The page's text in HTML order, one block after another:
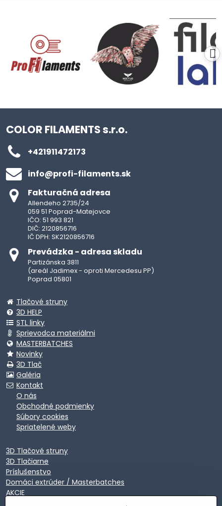
COLOR FILAMENTS s.r.o.
+421911472173
info​@profi-filaments​.sk
Fakturačná adresa
Allendeho 2735/24
059 51 Poprad-Matejovce
IČO: 51 993 821
DIČ: 2120856716
IČ DPH: SK2120856716
Prevádzka - adresa skladu
Partizánska 3811
(areál Jadimex - oproti Mercedesu PP)
Poprad 05801
Tlačové struny
3D HELP
STL linky
Sprievodca materiálmi
MASTERBATCHES
Novinky
3D Tlač
Galéria
Kontakt
O nás
Obchodné podmienky
Súbory cookies
Spriatelené weby
3D Tlačové struny
3D Tlačiarne
Príslušenstvo
Domáci extrúder / Masterbatches
AKCIE